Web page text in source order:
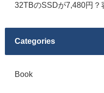
32TBのSSDが7,480円
Categories
Book